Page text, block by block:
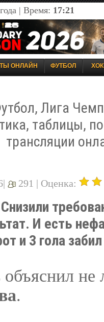
| Время: 17:21
ОНЛАЙН ФУТБОЛ
Лига
таблицы,
трансляции
291 | Оценка:
И есть
и 3 гола забил
не
.